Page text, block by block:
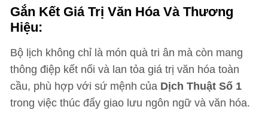
Gắn Kết Giá Trị Văn Hóa Và Thương
Hiệu:
Bộ lịch không chỉ là món quà tri ân mà còn mang
thông điệp kết nối và lan tỏa giá trị văn hóa toàn
cầu, phù hợp với sứ mệnh của Dịch Thuật Số 1
trong việc thúc đẩy giao lưu ngôn ngữ và văn hóa.